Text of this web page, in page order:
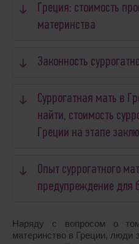
Греция: стоимость
материнства
Законность
Суррогатная мать в
найти, стоимость
Греции на этапе
Опыт суррогатного
предупреждение для
Наряду с вопросом о
материнство в Греции, люди